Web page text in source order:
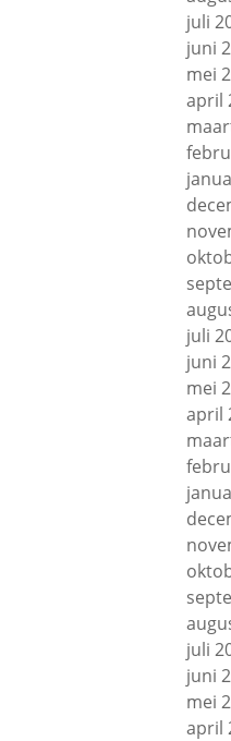
juli
juni
mei
april
juli
juni
mei
april
juli
juni
mei
april